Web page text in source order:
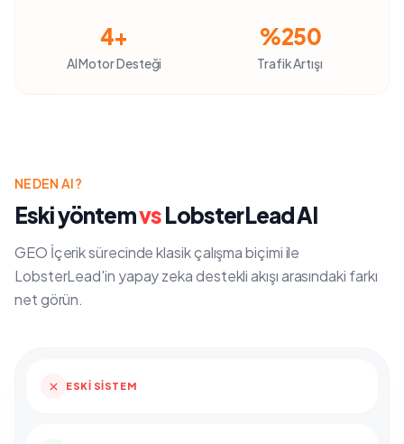
4+
AI Motor Desteği
%250
Trafik Artışı
NEDEN AI?
Eski yöntemvsLobsterLead AI
GEO İçeriksürecinde klasik çalışma biçimi ile
LobsterLead'in yapay zeka destekli akışı arasındaki farkı
net görün.
ESKI SISTEM